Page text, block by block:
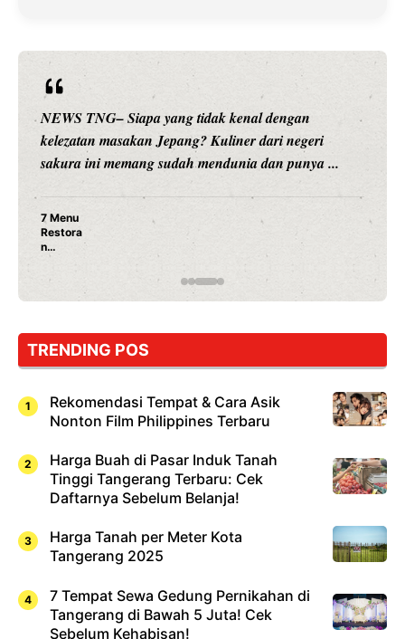
NEWS TNG– Siapa yang tidak kenal dengan
kelezatan masakan Jepang? Kuliner dari negeri
sakura ini memang sudah mendunia dan punya ...
7 Menu
Restora
n
Jepang
yang
Dicoba,
Cuma
Sushi!
TRENDING POS
Rekomendasi Tempat & Cara Asik
Nonton Film Philippines Terbaru
Harga Buah di Pasar Induk Tanah
Tinggi Tangerang Terbaru: Cek
Daftarnya Sebelum Belanja!
Harga Tanah per Meter Kota
Tangerang 2025
7 Tempat Sewa Gedung Pernikahan di
Tangerang di Bawah 5 Juta! Cek
Sebelum Kehabisan!